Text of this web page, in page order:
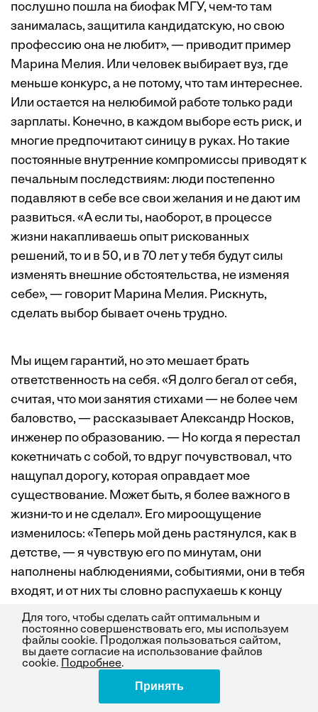
послушно пошла на биофак МГУ, чем-то там
занималась, защитила кандидатскую, но свою
профессию она не любит», — приводит пример
Марина Мелия. Или человек выбирает вуз, где
меньше конкурс, а не потому, что там интереснее.
Или остается на нелюбимой работе только ради
зарплаты. Конечно, в каждом выборе есть риск, и
многие предпочитают синицу в руках. Но такие
постоянные внутренние компромиссы приводят к
печальным последствиям: люди постепенно
подавляют в себе все свои желания и не дают им
развиться. «А если ты, наоборот, в процессе
жизни накапливаешь опыт рискованных
решений, то и в 50, и в 70 лет у тебя будут силы
изменять внешние обстоятельства, не изменяя
себе», — говорит Марина Мелия. Рискнуть,
сделать выбор бывает очень трудно.
Мы ищем гарантий, но это мешает брать
ответственность на себя. «Я долго бегал от себя,
считая, что мои занятия стихами — не более чем
баловство, — рассказывает Александр Носков,
инженер по образованию. — Но когда я перестал
кокетничать с собой, то вдруг почувствовал, что
нащупал дорогу, которая оправдает мое
существование. Может быть, я более важного в
жизни-то и не сделал». Его мироощущение
изменилось: «Теперь мой день растянулся, как в
детстве, — я чувствую его по минутам, они
наполнены наблюдениями, событиями, они в тебя
входят, и от них ты словно распухаешь к концу
дня». Поэзия стала для Александра делом жизни
— и, как ни удивительно, люди это оценили: его
стихотворения, которые он сначала просто
публиковал на сайте «Стихи.ру», издали в
сборнике. Потом их читали со сцены МХТ им.
Чехова. «В театре был вечер поэзии — актеры
Для того, чтобы сделать сайт оптимальным и
постоянно совершенствовать его, мы используем
файлы cookie. Продолжая пользоваться сайтом,
вы даете согласие на использование файлов
cookie.
Подробнее.
Принять